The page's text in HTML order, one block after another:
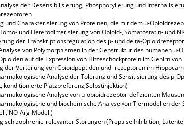
der Desensibilisierung, Phosphorylierung und
und Charakterisierung von Proteinen, die mit dem µ-
und Heterodimerisierung von Opioid-, Somatostatin- und
der Transkriptionsregulation des µ- und delta-
von Polymorphismen in der Genstruktur des humanen µ-
auf die Expression von Hitzeschockprotein im Gehirn von
der Verteilung von Opioidpeptiden und -rezeptoren im
Analyse der Toleranz und Sensitisierung des µ-
konditionierte Platzpreferenz,Selbstinjektion)
Analyse von µ-opioidrezeptor-defizienten
und biochemische Analyse von Tiermodellen der
NO-Arg-Modell)
schizophrenie-relevanter Störungen (Prepulse Inhibition,